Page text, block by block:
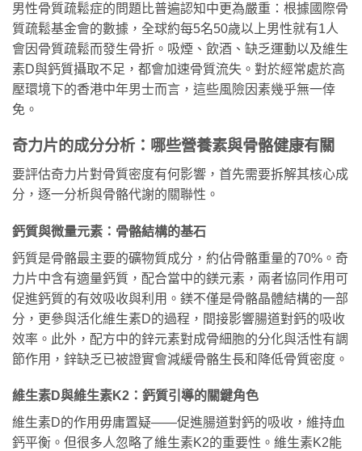
男性骨質疏鬆症的問題比普遍認知中更為嚴重：根據國際骨
質疏鬆基金會的數據，全球約每5名50歲以上男性就有1人
會因骨質疏鬆而發生骨折。吸煙、飲酒、缺乏運動以及維生
素D與鈣質攝取不足，都會加速骨質流失。對於經常處於高
壓環境下的香港中年男士而言，這些風險因素幾乎無一倖
免。
奇力片的成分分析：哪些營養素與骨骼健康有關
要評估奇力片對骨質密度有何影響，首先需要拆解其核心成
分，逐一分析與骨骼代謝的關聯性。
鈣質與微量元素：骨骼結構的基石
鈣質是骨骼最主要的礦物質成分，約佔骨骼重量的70%。奇
力片中含有適量鈣質，配合當中的鎂元素，兩者協同作用可
促進鈣質的有效吸收與利用。鎂不僅是骨骼晶體結構的一部
分，更參與活化維生素D的過程，間接影響腸道對鈣的吸收
效率。此外，配方中的鋅元素對成骨細胞的分化與活性有調
節作用，鋅缺乏已被證實會減緩骨骼生長和降低骨質密度。
維生素D與維生素K2：鈣質引導的關鍵角色
維生素D的作用毋庸置疑——促進腸道對鈣的吸收，維持血
鈣平衡。但很多人忽略了維生素K2的重要性。維生素K2能